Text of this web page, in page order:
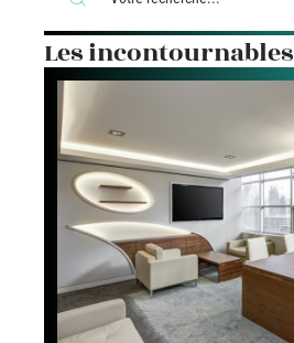
Les incontournables